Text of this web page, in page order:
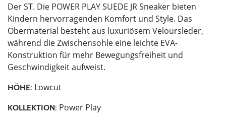
Der ST. Die POWER PLAY SUEDE JR Sneaker bieten
Kindern hervorragenden Komfort und Style. Das
Obermaterial besteht aus luxuriösem Veloursleder,
während die Zwischensohle eine leichte EVA-
Konstruktion für mehr Bewegungsfreiheit und
Geschwindigkeit aufweist.
HÖHE: Lowcut
KOLLEKTION: Power Play